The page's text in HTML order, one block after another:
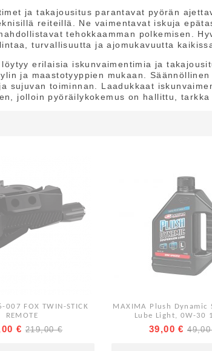
ja takajousitus parantavat pyörän
reiteillä. Ne vaimentavat iskuja
tehokkaamman polkemisen.
turvallisuutta ja ajomukavuutta
löytyy erilaisia iskunvaimentimia ja
ja maastotyyppien mukaan.
sujuvan toiminnan. Laadukkaat
jolloin pyöräilykokemus on hallittu,
007 FOX TWIN-STICK
REMOTE
€ 219,00 €
MAXIMA Plush Dynamic
Lube Light, 0W-30
39,00 €